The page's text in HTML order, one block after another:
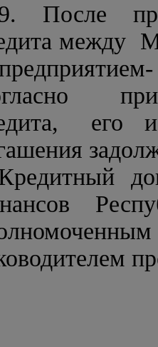
После
между
его